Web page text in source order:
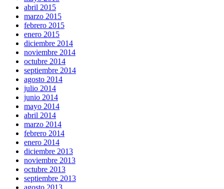
abril 2015
marzo 2015
febrero 2015
enero 2015
diciembre 2014
noviembre 2014
octubre 2014
septiembre 2014
agosto 2014
julio 2014
junio 2014
mayo 2014
abril 2014
marzo 2014
febrero 2014
enero 2014
diciembre 2013
noviembre 2013
octubre 2013
septiembre 2013
agosto 2013